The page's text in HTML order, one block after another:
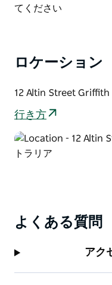
る彼らは、自分たちの
がビクトリア州ベナ
まで彼らが住み、働い
ゥンガマの若者と結婚
んでいる地元のグリフ
す。過去数年間、彼
List
てください
ロケーション
12 Altin Street Griffith
行き方
よくある質問
アク